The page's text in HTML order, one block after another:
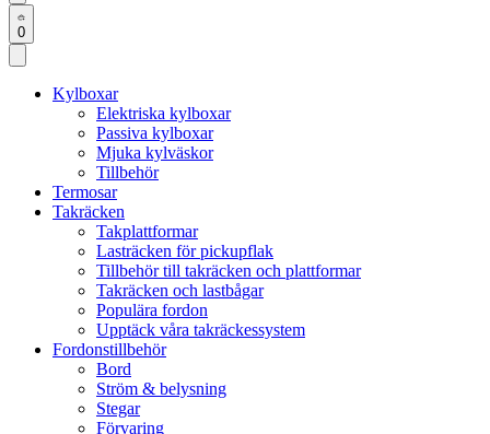
0
Kylboxar
Elektriska kylboxar
Passiva kylboxar
Mjuka kylväskor
Tillbehör
Termosar
Takräcken
Takplattformar
Lasträcken för pickupflak
Tillbehör till takräcken och plattformar
Takräcken och lastbågar
Populära fordon
Upptäck våra takräckessystem
Fordonstillbehör
Bord
Ström & belysning
Stegar
Förvaring